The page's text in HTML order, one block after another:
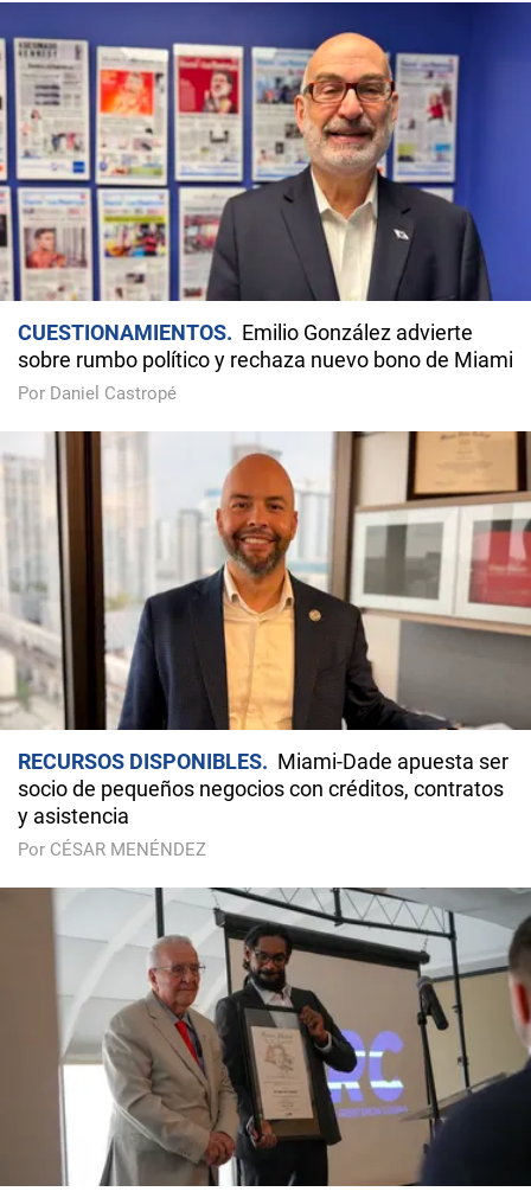
CUESTIONAMIENTOS
Emilio González advierte
sobre rumbo político y rechaza nuevo bono de Miami
Por Daniel Castropé
RECURSOS DISPONIBLES
Miami-Dade apuesta ser
socio de pequeños negocios con créditos, contratos
y asistencia
Por CÉSAR MENÉNDEZ